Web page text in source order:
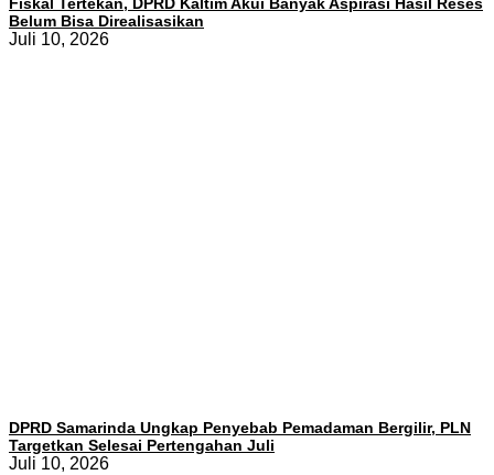
Belum Bisa Direalisasikan
Juli 10, 2026
DPRD Samarinda Ungkap Penyebab Pemadaman Bergilir, PLN
Targetkan Selesai Pertengahan Juli
Juli 10, 2026